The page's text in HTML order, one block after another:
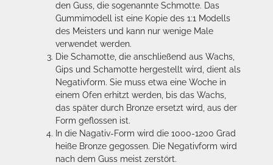
den Guss, die sogenannte Schmotte. Das
Gummimodell ist eine Kopie des 1:1 Modells
des Meisters und kann nur wenige Male
verwendet werden.
Die Schamotte, die anschließend aus Wachs,
Gips und Schamotte hergestellt wird, dient als
Negativform. Sie muss etwa eine Woche in
einem Ofen erhitzt werden, bis das Wachs,
das später durch Bronze ersetzt wird, aus der
Form geflossen ist.
In die Nagativ-Form wird die 1000-1200 Grad
heiße Bronze gegossen. Die Negativform wird
nach dem Guss meist zerstört.